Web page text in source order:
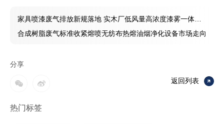
分享
返回列表
热门标签
家具喷漆废气排放新规落地 实木厂低风量高浓度漆雾一体化
治理工艺资讯
合成树脂废气标准收紧熔喷无纺布热熔油烟净化设备市场走向